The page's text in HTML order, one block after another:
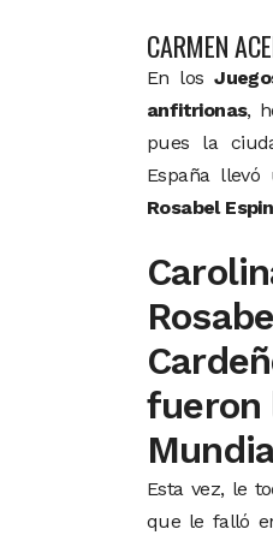
CARMEN
En los
anfitrionas,
pues la
España llevó
Rosabel
fueron
Esta vez, le
que le falló